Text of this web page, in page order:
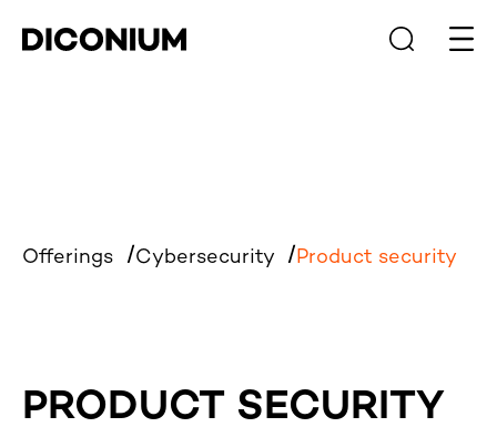
Offerings Cybersecurity Product security
PRODUCT SECURITY